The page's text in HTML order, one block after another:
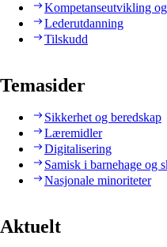
Kompetanseutvikling
Lederutdanning
Tilskudd
Temasider
Sikkerhet og beredskap
Læremidler
Digitalisering
Samisk i barnehage og
Nasjonale minoriteter
Aktuelt